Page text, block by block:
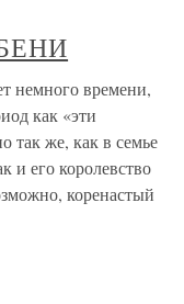
времени,
как «эти
так же, как в семье
и его королевство
коренастый